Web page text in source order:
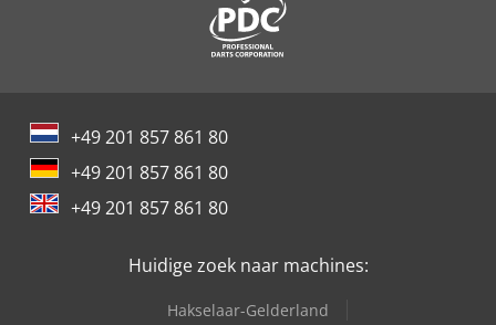
modus voor snelle bewerkingen en eenvoudige sneden.
Ontworpen voor fabrikanten van keukenbladen,
badkameronderdelen, trappen en architectonische
handwerk en meetbare winst in productiviteit en
procesconsistentie.
New Holland-Kobelco
Oil & Steel
+49 201 857 861 80
+49 201 857 861 80
+49 201 857 861 80
Huidige zoek naar machines:
Hakselaar-Gelderland